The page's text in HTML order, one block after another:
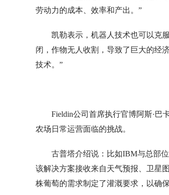
劳动力的成本、效率和产出。”
凯勒表示，机器人技术也可以克
闭，作物无人收割，导致了巨大的经
技术。”
Fieldin公司首席执行官博阿斯·
农场日常运营面临的挑战。
古普塔介绍说：比如IBM与总部
该解决方案接收来自天气预报、卫星
株葡萄的需求制定了灌溉要求，以确